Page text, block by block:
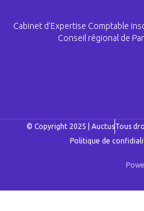
Cabinet d’Expertise Comptable
Conseil régional de
© Copyright 2025 | AuctusTous
Politique de